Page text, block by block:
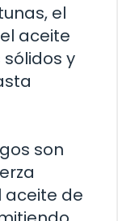
el
aceite
y
son
de